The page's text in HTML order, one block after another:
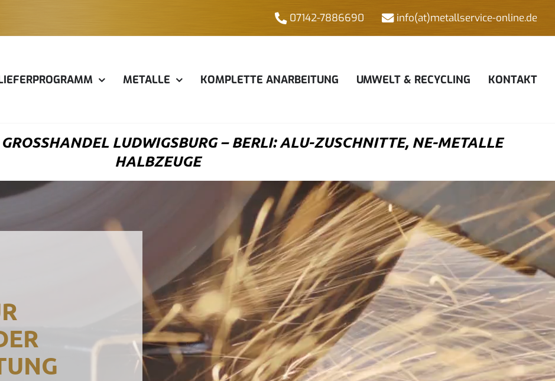
07142-7886690 info(at)metallservice-online.de
METALLE KOMPLETTE ANARBEITUNG UMWELT & RECYCLING KONTAKT
LUDWIGSBURG – BERLI: ALU-ZUSCHNITTE, NE-METALLE H
ALBZEUGE